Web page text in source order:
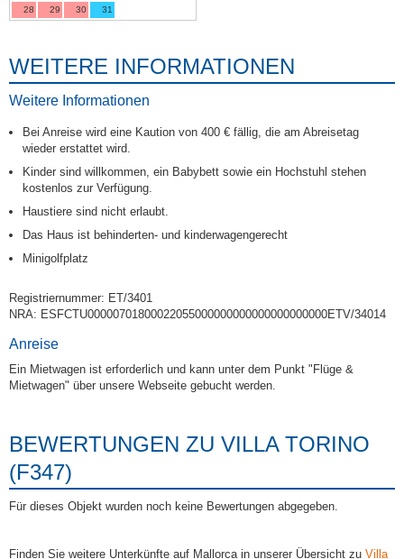
28
29 30 31
WEITERE INFORMATIONEN
Weitere Informationen
Bei Anreise wird eine Kaution von 400 € fällig, die am Abreisetag
wieder erstattet wird.
Kinder sind willkommen, ein Babybett sowie ein Hochstuhl stehen
kostenlos zur Verfügung.
Haustiere sind nicht erlaubt.
Das Haus ist behinderten- und kinderwagengerecht
Minigolfplatz
Registriernummer: ET/3401
NRA: ESFCTU00000701800022055000000000000000000000ETV/34014
Anreise
Ein Mietwagen ist erforderlich und kann unter dem Punkt "Flüge &
Mietwagen" über unsere Webseite gebucht werden.
BEWERTUNGEN ZU VILLA TORINO
(F347)
Für dieses Objekt wurden noch keine Bewertungen abgegeben.
Finden Sie weitere Unterkünfte auf Mallorca in unserer Übersicht zu Villa